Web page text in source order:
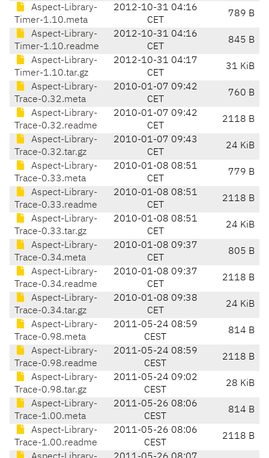
Aspect-Library-
Timer-1.10.meta
2012-10-31 04:16
CET
789 B
Aspect-Library-
Timer-1.10.readme
2012-10-31 04:16
CET
845 B
Aspect-Library-
Timer-1.10.tar.gz
2012-10-31 04:17
CET
31 KiB
Aspect-Library-
Trace-0.32.meta
2010-01-07 09:42
CET
760 B
Aspect-Library-
Trace-0.32.readme
2010-01-07 09:42
CET
2118 B
Aspect-Library-
Trace-0.32.tar.gz
2010-01-07 09:43
CET
24 KiB
Aspect-Library-
Trace-0.33.meta
2010-01-08 08:51
CET
779 B
Aspect-Library-
Trace-0.33.readme
2010-01-08 08:51
CET
2118 B
Aspect-Library-
Trace-0.33.tar.gz
2010-01-08 08:51
CET
24 KiB
Aspect-Library-
Trace-0.34.meta
2010-01-08 09:37
CET
805 B
Aspect-Library-
Trace-0.34.readme
2010-01-08 09:37
CET
2118 B
Aspect-Library-
Trace-0.34.tar.gz
2010-01-08 09:38
CET
24 KiB
Aspect-Library-
Trace-0.98.meta
2011-05-24 08:59
CEST
814 B
Aspect-Library-
Trace-0.98.readme
2011-05-24 08:59
CEST
2118 B
Aspect-Library-
Trace-0.98.tar.gz
2011-05-24 09:02
CEST
28 KiB
Aspect-Library-
Trace-1.00.meta
2011-05-26 08:06
CEST
814 B
Aspect-Library-
Trace-1.00.readme
2011-05-26 08:06
CEST
2118 B